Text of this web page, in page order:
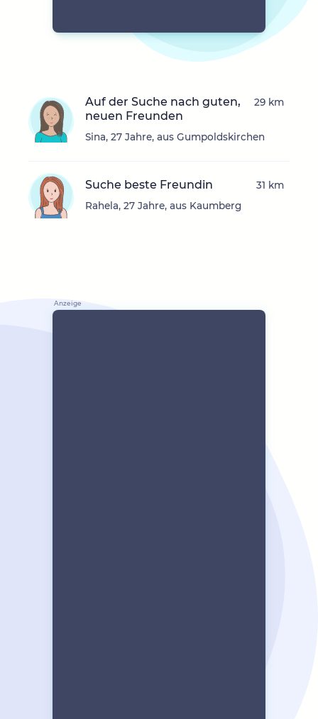
Auf der Suche nach guten,
neuen Freunden
Sina, 27 Jahre, aus Gumpoldskirchen
29 km
Suche beste Freundin
Rahela, 27 Jahre, aus Kaumberg
31 km